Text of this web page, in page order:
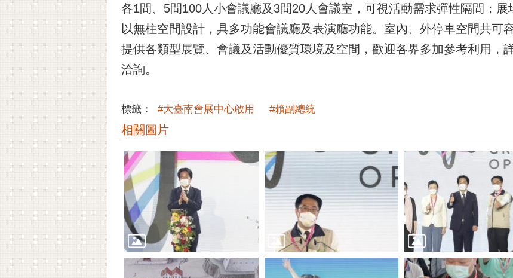
各1間、5間100人小會議廳及3間20人會議室，可視活動需求彈性隔間；展
以無柱空間設計，具多功能會議廳及表演廳功能。室內、外停車空間共可
提供各類型展覽、會議及活動優質環境及空間，歡迎各界多加參考利用，
洽詢。
標籤： #大臺南會展中心啟用 #賴副總統
相關圖片